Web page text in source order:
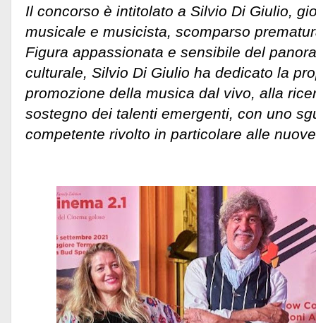
Il concorso è intitolato a Silvio Di Giulio,
musicale e musicista, scomparso
Figura appassionata e sensibile del
culturale, Silvio Di Giulio ha dedicato la
promozione della musica dal vivo, alla
sostegno dei talenti emergenti, con uno
competente rivolto in particolare alle